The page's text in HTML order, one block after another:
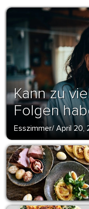
Kann zu
Folgen
Esszimmer/ April 20,